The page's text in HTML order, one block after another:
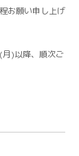
お願い申し上げ
)以降、順次ご